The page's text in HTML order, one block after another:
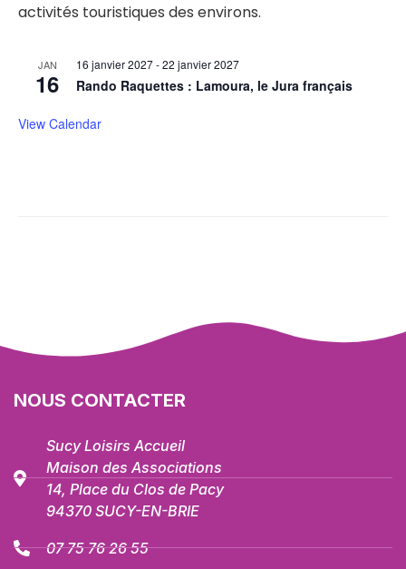
activités touristiques des environs.
JAN
16
16 janvier 2027-22 janvier 2027
Rando Raquettes : Lamoura, le Jura français
View Calendar
NOUS CONTACTER
Sucy Loisirs Accueil
Maison des Associations
14, Place du Clos de Pacy
94370 SUCY-EN-BRIE
07 75 76 26 55